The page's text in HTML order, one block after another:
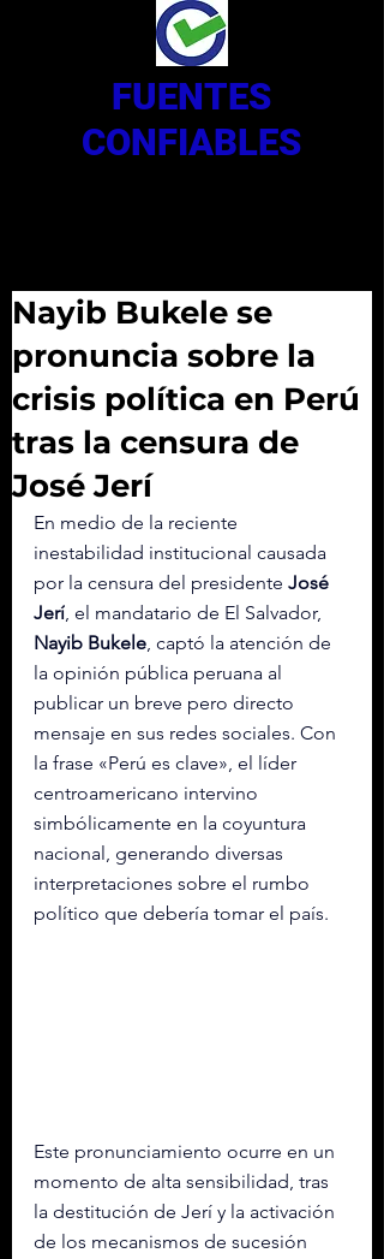
FUENTES
CONFIABLES
Nayib Bukele se
pronuncia sobre la
crisis política en Perú
tras la censura de
José Jerí
En medio de la reciente
inestabilidad institucional causada
por la censura del presidente José
Jerí, el mandatario de El Salvador,
Nayib Bukele, captó la atención de
la opinión pública peruana al
publicar un breve pero directo
mensaje en sus redes sociales. Con
la frase «Perú es clave», el líder
centroamericano intervino
simbólicamente en la coyuntura
nacional, generando diversas
interpretaciones sobre el rumbo
político que debería tomar el país.
Este pronunciamiento ocurre en un
momento de alta sensibilidad, tras
la destitución de Jerí y la activación
de los mecanismos de sucesión